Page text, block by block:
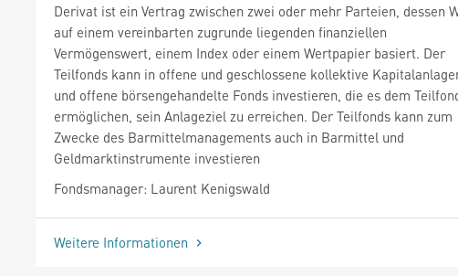
Derivat ist ein Vertrag zwischen zwei oder mehr Parteien, dessen
auf einem vereinbarten zugrunde liegenden finanziellen
Vermögenswert, einem Index oder einem Wertpapier basiert. Der
Teilfonds kann in offene und geschlossene kollektive
und offene börsengehandelte Fonds investieren, die es dem
ermöglichen, sein Anlageziel zu erreichen. Der Teilfonds kann zum
Zwecke des Barmittelmanagements auch in Barmittel und
Geldmarktinstrumente investieren
Fondsmanager: Laurent Kenigswald
Weitere Informationen